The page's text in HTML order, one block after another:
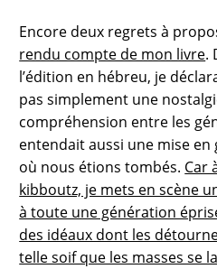
Encore deux regrets à
rendu compte de mon livre.
l’édition en hébreu, je
pas simplement une
compréhension entre les
entendait aussi une mise en
où nous étions tombés. Car
kibboutz, je mets en scène
à toute une génération
des idéaux dont les
telle soif que les masses se